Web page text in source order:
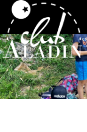
Les
séjours